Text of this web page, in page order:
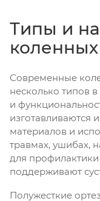
Типы и
Современные
несколько типов
и
изготавливаются
материалов и
травмах, ушибах,
для
поддерживают
Полужесткие